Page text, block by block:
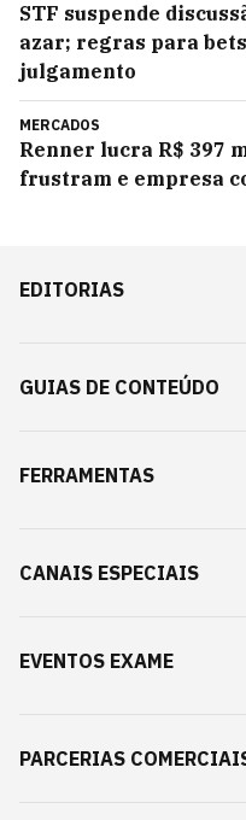
STF suspende
azar; regras para
julgamento
MERCADOS
Renner lucra R$ 397
frustram e empresa
EDITORIAS
GUIAS DE CONTEÚDO
FERRAMENTAS
CANAIS ESPECIAIS
EVENTOS EXAME
PARCERIAS